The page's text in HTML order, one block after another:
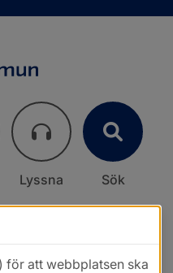
Lyssna Sök
för att webbplatsen ska